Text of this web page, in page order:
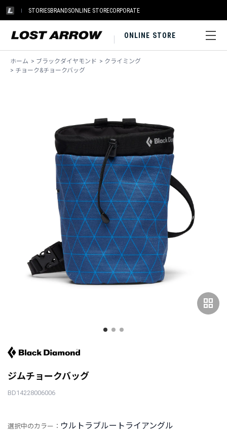
STORIESBRANDSONLINE STORECORPORATE
ONLINE STORE
ホーム > ブラックダイヤモンド > クライミング
> チョーク&チョークバッグ
grid_view
ジムチョークバッグ
BD14228006006
選択中のカラー： ウルトラブルートライアングル